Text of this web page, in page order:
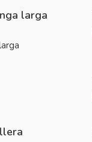
larga